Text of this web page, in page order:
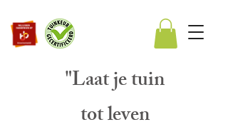
"Laat je tuin
tot leven